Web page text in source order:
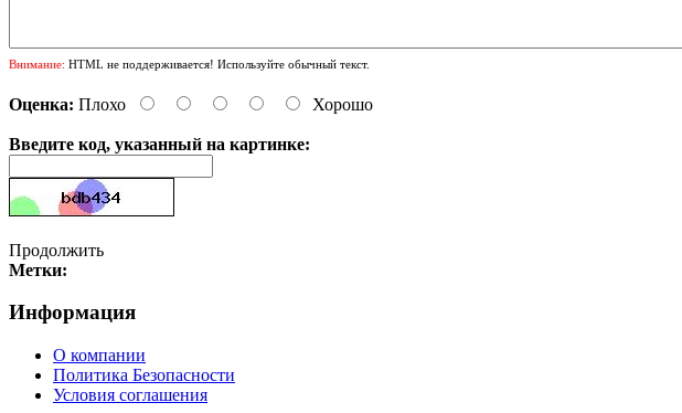
Внимание: HTML не поддерживается! Используйте обычный текст.
Оценка: Плохо Хорошо
Введите код, указанный на картинке:
Продолжить
Метки:
Информация
О компании
Политика Безопасности
Условия соглашения